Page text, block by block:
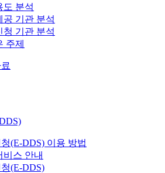
도 분석
공 기관 분석
청 기관 분석
주제
(E-DDS) 이용 방법
비스 안내
(E-DDS)